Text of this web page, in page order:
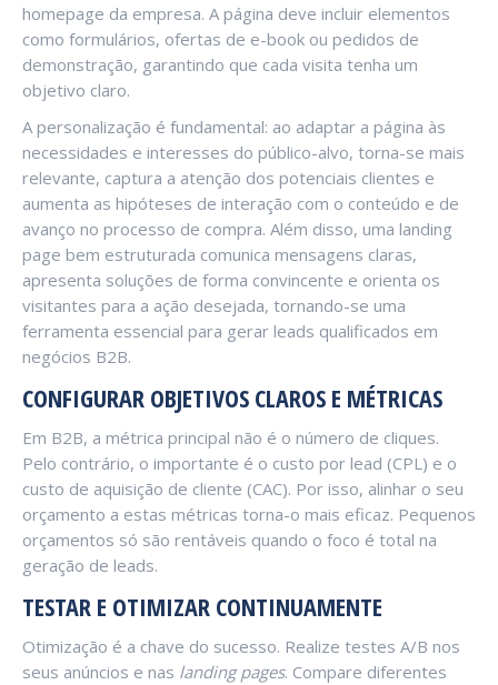
homepage da empresa. A página deve incluir elementos
como formulários, ofertas de e-book ou pedidos de
demonstração, garantindo que cada visita tenha um
objetivo claro.
A personalização é fundamental: ao adaptar a página às
necessidades e interesses do público-alvo, torna-se mais
relevante, captura a atenção dos potenciais clientes e
aumenta as hipóteses de interação com o conteúdo e de
avanço no processo de compra. Além disso, uma landing
page bem estruturada comunica mensagens claras,
apresenta soluções de forma convincente e orienta os
visitantes para a ação desejada, tornando-se uma
ferramenta essencial para gerar leads qualificados em
negócios B2B.
CONFIGURAR OBJETIVOS CLAROS E MÉTRICAS
Em B2B, a métrica principal não é o número de cliques.
Pelo contrário, o importante é o custo por lead (CPL) e o
custo de aquisição de cliente (CAC). Por isso, alinhar o seu
orçamento a estas métricas torna-o mais eficaz. Pequenos
orçamentos só são rentáveis quando o foco é total na
geração de leads.
TESTAR E OTIMIZAR CONTINUAMENTE
Otimização é a chave do sucesso. Realize testes A/B nos
seus anúncios e nas landing pages. Compare diferentes